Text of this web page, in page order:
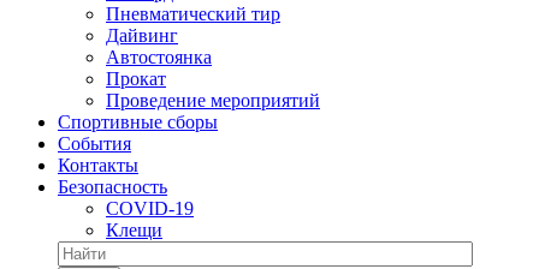
Пневматический тир
Дайвинг
Автостоянка
Прокат
Проведение мероприятий
Спортивные сборы
События
Контакты
Безопасность
COVID-19
Клещи